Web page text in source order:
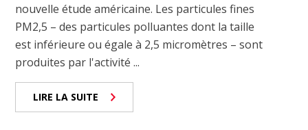
nouvelle étude américaine. Les particules fines
PM2,5 – des particules polluantes dont la taille
est inférieure ou égale à 2,5 micromètres – sont
produites par l'activité ...
LIRE LA SUITE